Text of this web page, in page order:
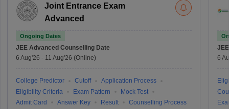
Joint Entrance Exam
Advanced
Ongoing Dates
JEE Advanced Counselling Date
6 Aug'26 - 11 Aug'26 (Online)
College Predictor Cutoff
Application Process
Eligibility Criteria
Exam Pattern
Mock Test
Admit Card
Answer Key Result Counselling Process
6